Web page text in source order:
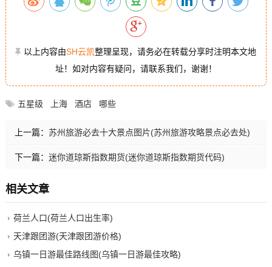
以上内容由SH云凯整理呈现，请务必在转载分享时注明本文地
址！如对内容有疑问，请联系我们，谢谢！
五星级 上海 酒店 哪些
上一篇： 苏州旅游必去十大景点图片(苏州旅游攻略景点必去处)
下一篇： 迷你道琼斯指数期货(迷你道琼斯指数期货代码)
相关文章
荷兰人口(荷兰人口出生率)
天津跟团游(天津跟团游价格)
乌镇一日游最佳路线图(乌镇一日游最佳攻略)